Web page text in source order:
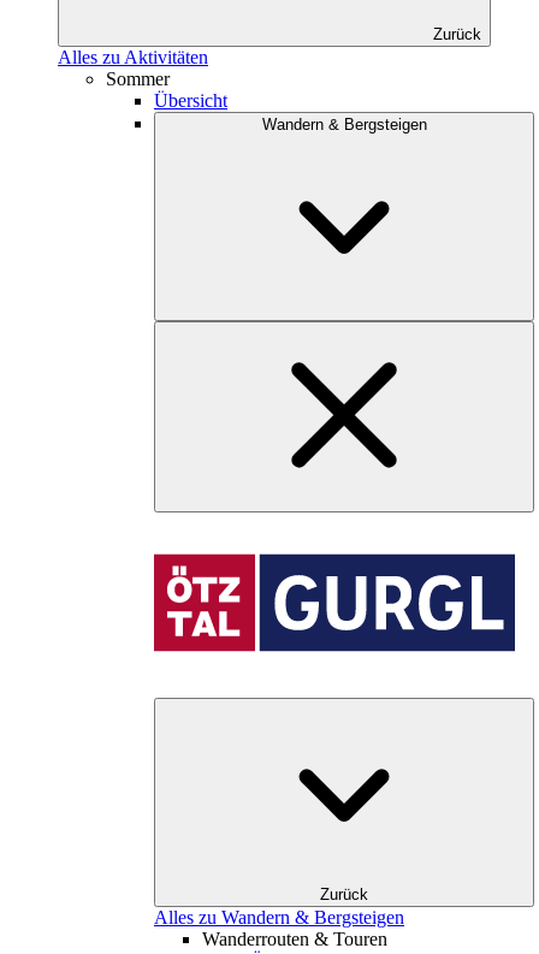
Zurück
Alles zu Aktivitäten
Sommer
Übersicht
Wandern & Bergsteigen
Zurück
Alles zu Wandern & Bergsteigen
Wanderrouten & Touren